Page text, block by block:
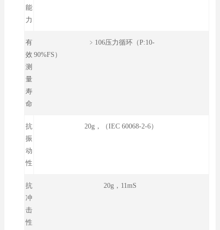
能
力
有
效
测
量
寿
命
﹥106压力循环（P:10-
90%FS）
抗
振
动
性
20g，（IEC 60068-2-6）
抗
冲
击
性
20g，11mS